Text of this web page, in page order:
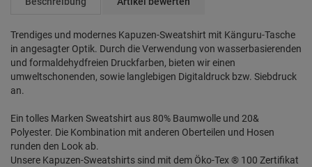
Trendiges und modernes Kapuzen-Sweatshirt mit Känguru-Tasche
in angesagter Optik. Durch die Verwendung von wasserbasierenden
und formaldehydfreien Druckfarben, bieten wir einen
umweltschonenden, sowie langlebigen Digitaldruck bzw. Siebdruck
an.
Ein tolles Marken Sweatshirt aus 80% Baumwolle und 20&
Polyester. Die Kombination mit anderen Oberteilen und Hosen
runden den Look ab.
Unsere Kapuzen-Sweatshirts sind mit dem Öko-Tex ® 100 Zertifikat